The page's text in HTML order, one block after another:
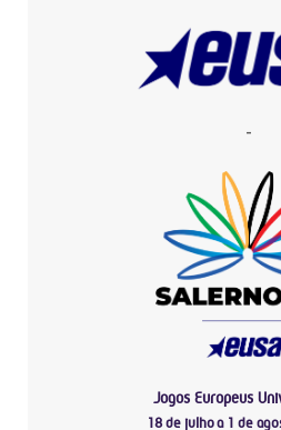
-
Jogos Europeus
18 de julho a 1 de